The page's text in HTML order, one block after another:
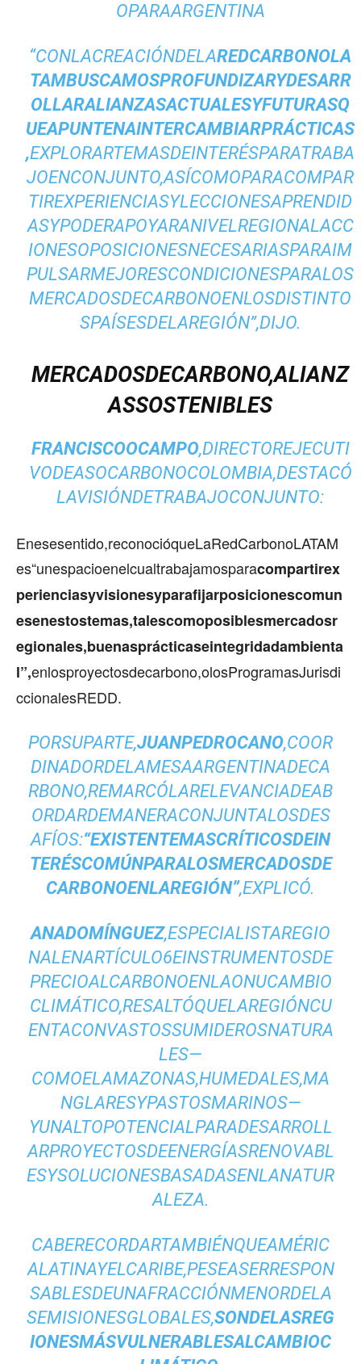
OPARAARGENTINA
“CONLACREACIÓNDELAREDCARBONOLA
TAMBUSCAMOSPROFUNDIZARYDESARR
OLLARALIANZASACTUALESYFUTURASQ
UEAPUNTENAINTERCAMBIARPRÁCTICAS
,EXPLORARTEMASDEINTERÉSPARATRABA
JOENCONJUNTO,ASÍCOMOPARACOMPAR
TIREXPERIENCIASYLECCIONESAPRENDID
ASYPODERAPOYARANIVELREGIONALACC
IONESOPOSICIONESNECESARIASPARAIM
PULSARMEJORESCONDICIONESPARALOS
MERCADOSDECARBONOENLOSDISTINTO
SPAÍSESDELAREGIÓN”,DIJO.
MERCADOSDECARBONO,ALIANZ
ASSOSTENIBLES
FRANCISCOOCAMPO,DIRECTOREJECUTI
VODEASOCARBONOCOLOMBIA,DESTACÓ
LAVISIÓNDETRABAJOCONJUNTO:
Enesesentido,reconocióqueLaRedCarbonoLATAM
es“unespacioenelcualtrabajamosparacompartirex
perienciasyvisionesyparafijarposicionescomun
esenestostemas,talescomoposiblesmercadosr
egionales,buenasprácticaseintegridadambienta
l”,enlosproyectosdecarbono,olosProgramasJurisdi
ccionalesREDD.
PORSUPARTE,JUANPEDROCANO,COOR
DINADORDELAMESAARGENTINADECA
RBONO,REMARCÓLARELEVANCIADEAB
ORDARDEMANERACONJUNTALOSDES
AFÍOS:“EXISTENTEMASCRÍTICOSDEIN
TERÉSCOMÚNPARALOSMERCADOSDE
CARBONOENLAREGIÓN”,EXPLICÓ.
ANADOMÍNGUEZ,ESPECIALISTAREGIO
NALENARTÍCULO6EINSTRUMENTOSDE
PRECIOALCARBONOENLAONUCAMBIO
CLIMÁTICO,RESALTÓQUELAREGIÓNCU
ENTACONVASTOSSUMIDEROSNATURA
LES—
COMOELAMAZONAS,HUMEDALES,MA
NGLARESYPASTOSMARINOS—
YUNALTOPOTENCIALPARADESARROLL
ARPROYECTOSDEENERGÍASRENOVABL
ESYSOLUCIONESBASADASENLANATUR
ALEZA.
CABERECORDARTAMBIÉNQUEAMÉRIC
ALATINAYELCARIBE,PESEASERRESPON
SABLESDEUNAFRACCIÓNMENORDELA
SEMISIONESGLOBALES,SONDELASREG
IONESMÁSVULNERABLESALCAMBIOC